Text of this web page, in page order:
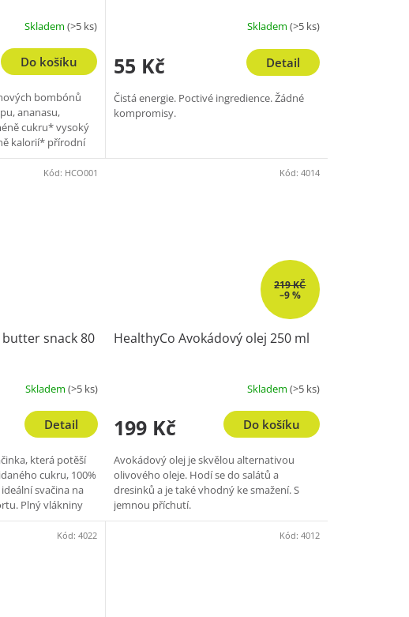
Skladem (>5 ks)
Do košíku
bombónů
ananasu,
cukru* vysoký
kalorií* přírodní
Skladem (>5 ks)
55 Kč Detail
Čistá energie. Poctivé ingredience. Žádné
kompromisy.
snack 80
Skladem (>5 ks)
Detail
která potěší
cukru, 100%
svačina na
Plný vlákniny
Kód: HCO001
219 KČ
–9 %
HealthyCo Avokádový olej 250 ml
Skladem (>5 ks)
199 Kč Do košíku
Avokádový olej je skvělou alternativou
olivového oleje. Hodí se do salátů a
dresinků a je také vhodný ke smažení. S
jemnou příchutí.
Kód: 4014
Kód: 4022 Kód: 4012